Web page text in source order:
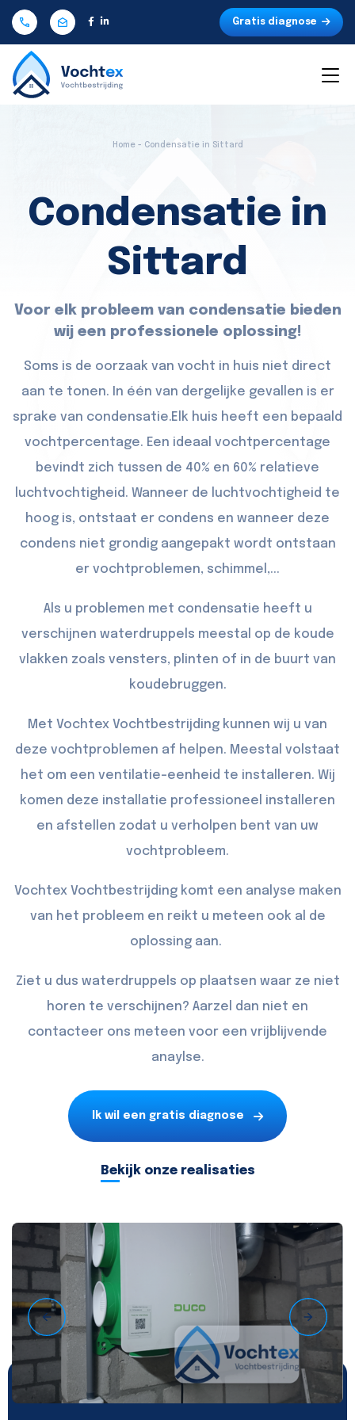
Gratis diagnose
Home - Condensatie in Sittard
Condensatie in
Sittard
Voor elk probleem van condensatie bieden
wij een professionele oplossing!
Soms is de oorzaak van vocht in huis niet direct
aan te tonen. In één van dergelijke gevallen is er
sprake van condensatie.Elk huis heeft een bepaald
vochtpercentage. Een ideaal vochtpercentage
bevindt zich tussen de 40% en 60% relatieve
luchtvochtigheid. Wanneer de luchtvochtigheid te
hoog is, ontstaat er condens en wanneer deze
condens niet grondig aangepakt wordt ontstaan
er vochtproblemen, schimmel,...
Als u problemen met condensatie heeft u
verschijnen waterdruppels meestal op de koude
vlakken zoals vensters, plinten of in de buurt van
koudebruggen.
Met Vochtex Vochtbestrijding kunnen wij u van
deze vochtproblemen af helpen. Meestal volstaat
het om een ventilatie-eenheid te installeren. Wij
komen deze installatie professioneel installeren
en afstellen zodat u verholpen bent van uw
vochtprobleem.
Vochtex Vochtbestrijding komt een analyse maken
van het probleem en reikt u meteen ook al de
oplossing aan.
Ziet u dus waterdruppels op plaatsen waar ze niet
horen te verschijnen? Aarzel dan niet en
contacteer ons meteen voor een vrijblijvende
anaylse.
Ik wil een gratis diagnose
Bekijk onze realisaties